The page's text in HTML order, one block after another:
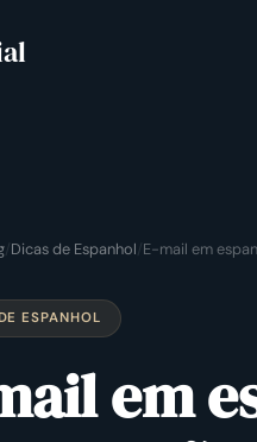
Dicas de Espanhol E-mail em
ESPANHOL
em